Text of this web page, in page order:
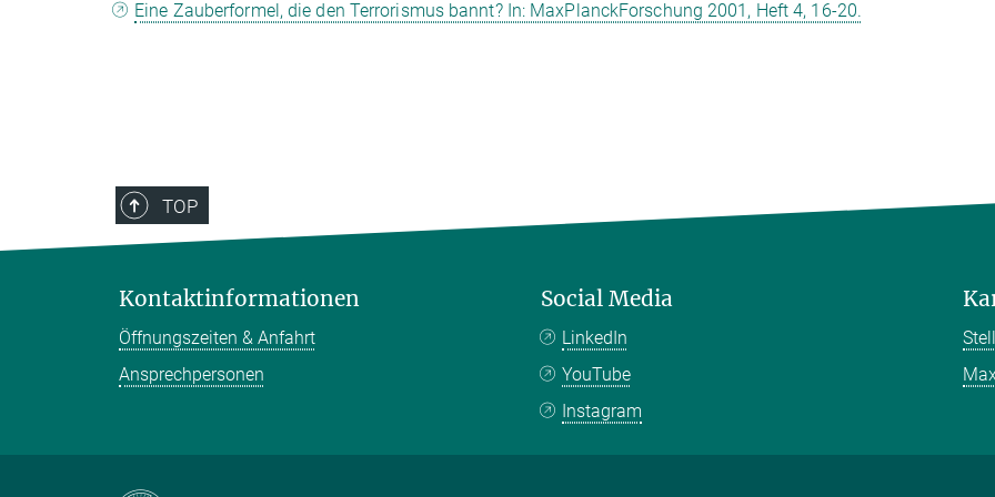
Eine Zauberformel, die den Terrorismus bannt? In: MaxPlanckForschung 2001, Heft 4, 16-20.
TOP
Kontaktinformationen
Öffnungszeiten & Anfahrt
Ansprechpersonen
Social Media
LinkedIn
YouTube
Instagram